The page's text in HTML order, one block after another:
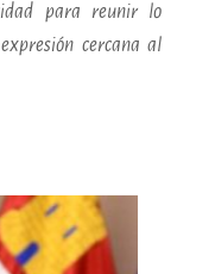
para reunir lo
cercana al